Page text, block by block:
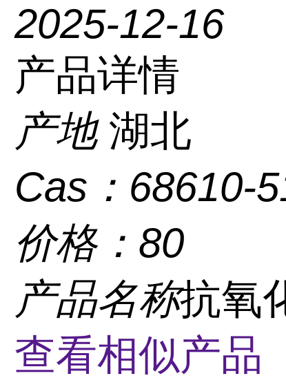
2025-12-16
产品详情
产地 湖北
Cas： 68610-
价格： 80
产品名称抗氧
查看相似产品